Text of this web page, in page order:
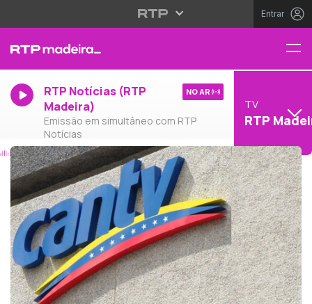
Entrar
RTP Notícias (RTP
Madeira)
Emissão em simultâneo com RTP
Notícias
NO AR
TV
RTP